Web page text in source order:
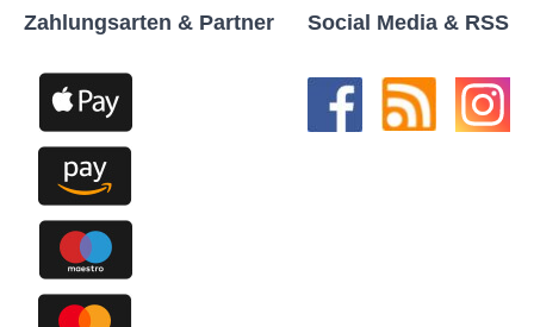
Zahlungsarten & Partner Social Media & RSS